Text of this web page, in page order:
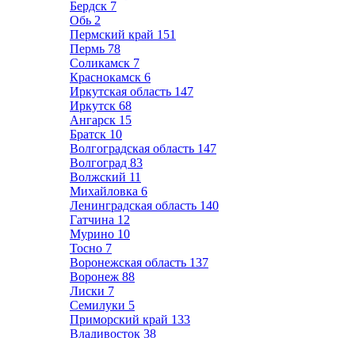
Бердск 7
Обь 2
Пермский край 151
Пермь 78
Соликамск 7
Краснокамск 6
Иркутская область 147
Иркутск 68
Ангарск 15
Братск 10
Волгоградская область 147
Волгоград 83
Волжский 11
Михайловка 6
Ленинградская область 140
Гатчина 12
Мурино 10
Тосно 7
Воронежская область 137
Воронеж 88
Лиски 7
Семилуки 5
Приморский край 133
Владивосток 38